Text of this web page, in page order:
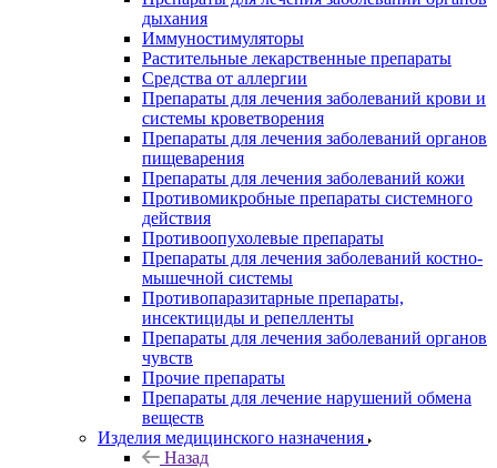
дыхания
Иммуностимуляторы
Растительные лекарственные препараты
Средства от аллергии
Препараты для лечения заболеваний крови и
системы кроветворения
Препараты для лечения заболеваний органов
пищеварения
Препараты для лечения заболеваний кожи
Противомикробные препараты системного
действия
Противоопухолевые препараты
Препараты для лечения заболеваний костно-
мышечной системы
Противопаразитарные препараты,
инсектициды и репелленты
Препараты для лечения заболеваний органов
чувств
Прочие препараты
Препараты для лечение нарушений обмена
веществ
Изделия медицинского назначения
Назад